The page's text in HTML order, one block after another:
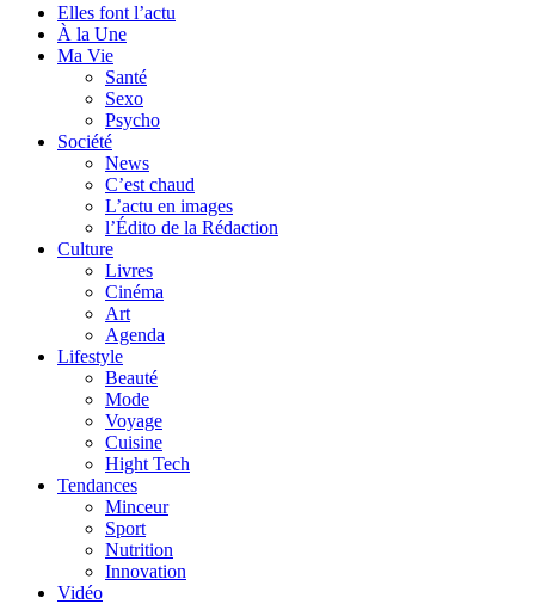
Elles font l’actu
À la Une
Ma Vie
Santé
Sexo
Psycho
Société
News
C’est chaud
L’actu en images
l’Édito de la Rédaction
Culture
Livres
Cinéma
Art
Agenda
Lifestyle
Beauté
Mode
Voyage
Cuisine
Hight Tech
Tendances
Minceur
Sport
Nutrition
Innovation
Vidéo